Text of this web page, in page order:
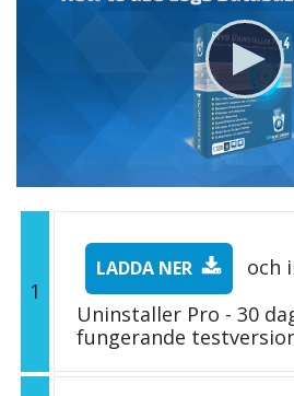
1
LADDA NER
och
Uninstaller Pro - 30
fungerande